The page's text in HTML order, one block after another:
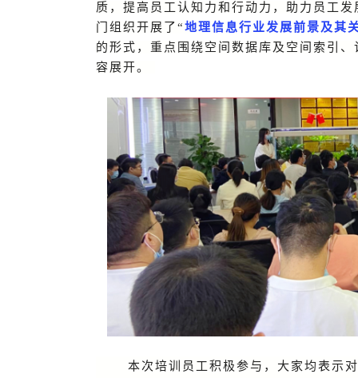
质，提高 员工认知力和行动力，助力员工发
门组织开展了“地理信息行业发展前景及其
的形式，重点围绕空间数据库及空间索引
容展开。
本次培训员工积极参与，大家均表示